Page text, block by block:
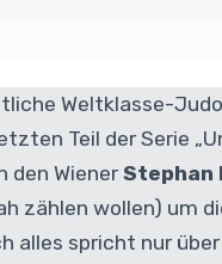
Weltklasse-
Teil der Serie
den WienerStephan
zählen wollen) um
alles spricht nur